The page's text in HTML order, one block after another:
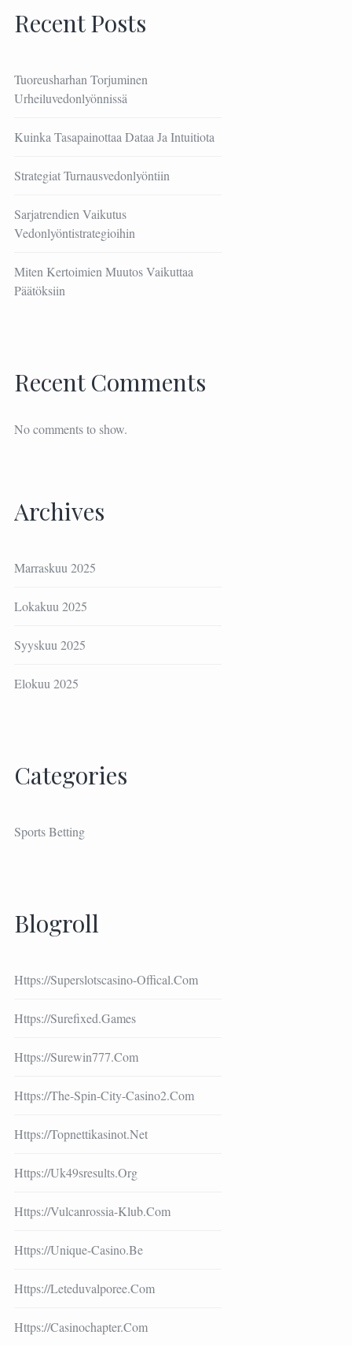
Recent Posts
Tuoreusharhan Torjuminen
Urheiluvedonlyönnissä
Kuinka Tasapainottaa Dataa Ja Intuitiota
Strategiat Turnausvedonlyöntiin
Sarjatrendien Vaikutus
Vedonlyöntistrategioihin
Miten Kertoimien Muutos Vaikuttaa
Päätöksiin
Recent Comments
No comments to show.
Archives
Marraskuu 2025
Lokakuu 2025
Syyskuu 2025
Elokuu 2025
Categories
Sports Betting
Blogroll
Https://superslotscasino-Offical.com
Https://surefixed.games
Https://surewin777.com
Https://the-Spin-City-Casino2.com
Https://topnettikasinot.net
Https://uk49sresults.org
Https://vulcanrossia-Klub.com
Https://unique-Casino.be
Https://leteduvalporee.com
Https://casinochapter.com